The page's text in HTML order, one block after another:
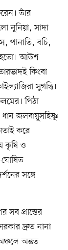
তাঁর
নুনিয়া, সাদা
পানাতি, বচি,
হতো। আউশ
কিংবা
সুগন্ধি।
পিঠা
জলবায়ুসহিষ্ণু
করে
কৃষি ও
সঙ্গে
সব প্রান্তের
দ্রুত নানা
অন্তত